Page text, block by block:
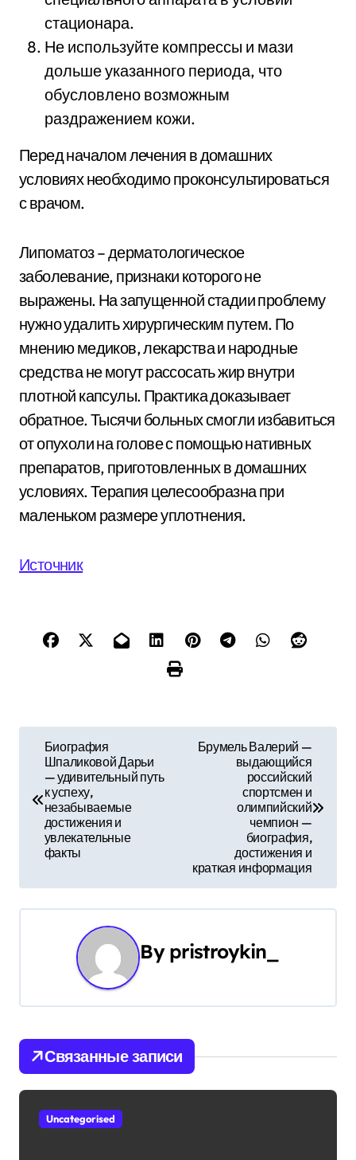
стационара.
Не используйте компрессы и мази
дольше указанного периода, что
обусловлено возможным
раздражением кожи.
Перед началом лечения в домашних
условиях необходимо проконсультироваться
с врачом.
Липоматоз – дерматологическое
заболевание, признаки которого не
выражены. На запущенной стадии проблему
нужно удалить хирургическим путем. По
мнению медиков, лекарства и народные
средства не могут рассосать жир внутри
плотной капсулы. Практика доказывает
обратное. Тысячи больных смогли избавиться
от опухоли на голове с помощью нативных
препаратов, приготовленных в домашних
условиях. Терапия целесообразна при
маленьком размере уплотнения.
Источник
в
а
я
п
о
з
Биография
Шпаликовой Дарьи
— удивительный путь
к успеху,
незабываемые
достижения и
увлекательные
факты
Брумель Валерий —
выдающийся
российский
спортсмен и
олимпийский
чемпион —
биография,
достижения и
краткая информация
By pristroykin_
Связанные записи
Uncategorised